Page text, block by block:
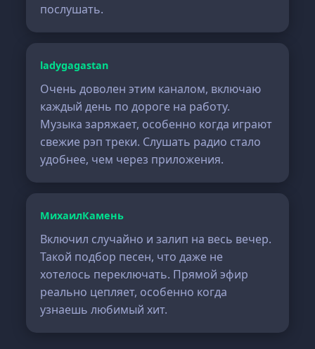
послушать.
ladygagastan
Очень доволен этим каналом, включаю
каждый день по дороге на работу.
Музыка заряжает, особенно когда играют
свежие рэп треки. Слушать радио стало
удобнее, чем через приложения.
МихаилКамень
Включил случайно и залип на весь вечер.
Такой подбор песен, что даже не
хотелось переключать. Прямой эфир
реально цепляет, особенно когда
узнаешь любимый хит.